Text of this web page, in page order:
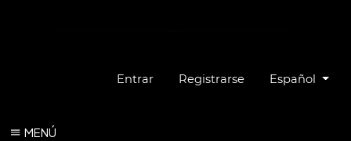
Entrar Registrarse Cambiar el
Español
MENÚ